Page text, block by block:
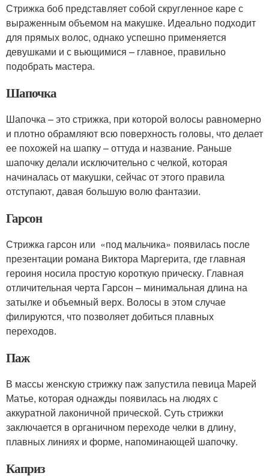
Стрижка боб представляет собой скругленное каре с
выраженным объемом на макушке. Идеально подходит
для прямых волос, однако успешно применяется
девушками и с вьющимися – главное, правильно
подобрать мастера.
Шапочка
Шапочка – это стрижка, при которой волосы равномерно
и плотно обрамляют всю поверхность головы, что делает
ее похожей на шапку – оттуда и название. Раньше
шапочку делали исключительно с челкой, которая
начиналась от макушки, сейчас от этого правила
отступают, давая большую волю фантазии.
Гарсон
Стрижка гарсон или «под мальчика» появилась после
презентации романа Виктора Маргерита, где главная
героиня носила простую короткую прическу. Главная
отличительная черта Гарсон – минимальная длина на
затылке и объемный верх. Волосы в этом случае
филируются, что позволяет добиться плавных
переходов.
Паж
В массы женскую стрижку паж запустила певица Марей
Матье, которая однажды появилась на людях с
аккуратной лаконичной прической. Суть стрижки
заключается в органичном переходе челки в длину,
плавных линиях и форме, напоминающей шапочку.
Каприз